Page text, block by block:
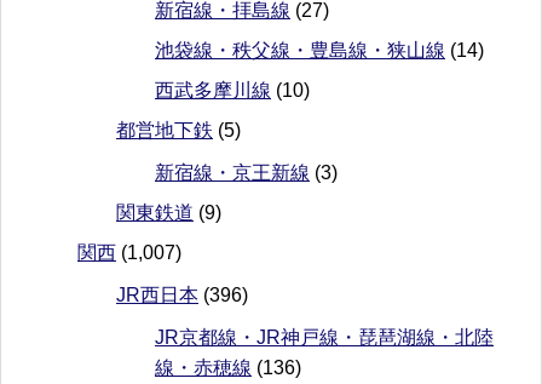
新宿線・拝島線 (27)
池袋線・秩父線・豊島線・狭山線 (14)
西武多摩川線 (10)
都営地下鉄 (5)
新宿線・京王新線 (3)
関東鉄道 (9)
関西 (1,007)
JR西日本 (396)
JR京都線・JR神戸線・琵琶湖線・北陸
線・赤穂線 (136)